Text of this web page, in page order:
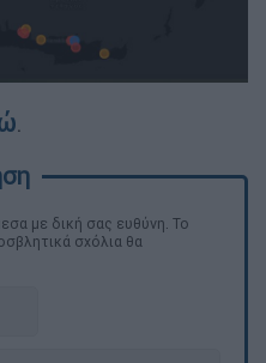
.
με δική σας ευθύνη. Το
σχόλια θα